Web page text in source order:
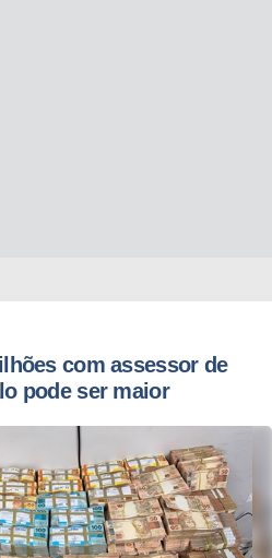
com assessor de
pode ser maior